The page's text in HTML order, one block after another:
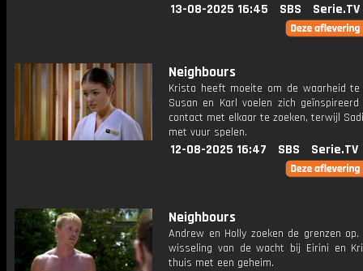
13-08-2025 16:45 SBS Serie.TV
Neighbours
Krista heeft moeite om de waarheid te
Susan en Karl voelen zich
contact met elkaar te zoeken, terwijl
met vuur spelen.
12-08-2025 16:47 SBS Serie.TV
Neighbours
Andrew en Holly zoeken de grenzen
wisseling van de wacht bij Eirini en
thuis met een geheim.